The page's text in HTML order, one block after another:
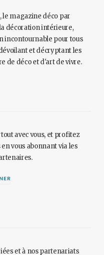
le magazine déco par
décoration intérieure,
incontournable pour tous
et décryptant les
de déco et d'art de vivre.
avec vous, et profitez
vous abonnant via les
et à nos partenariats